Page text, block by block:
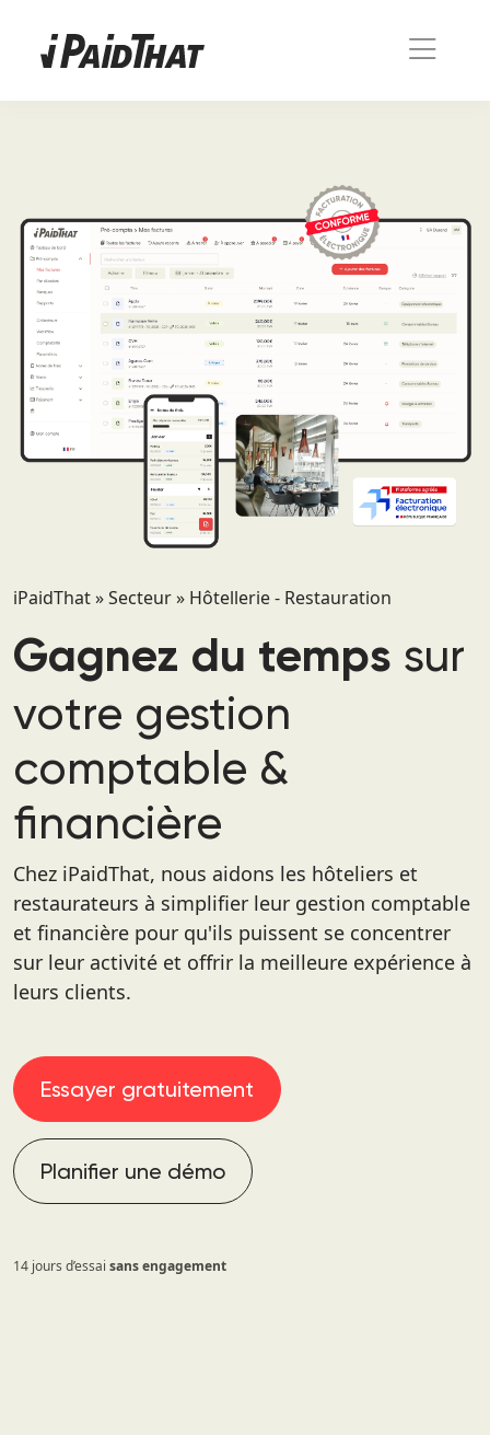
iPaidThat»Secteur» Hôtellerie - Restauration
Gagnez du temps sur
votre gestion
comptable &
financière
Chez iPaidThat, nous aidons les hôteliers et
restaurateurs à simplifier leur gestion comptable
et financière pour qu'ils puissent se concentrer
sur leur activité et offrir la meilleure expérience à
leurs clients.
Essayer gratuitement
Planifier une démo
14 jours d’essai sans engagement